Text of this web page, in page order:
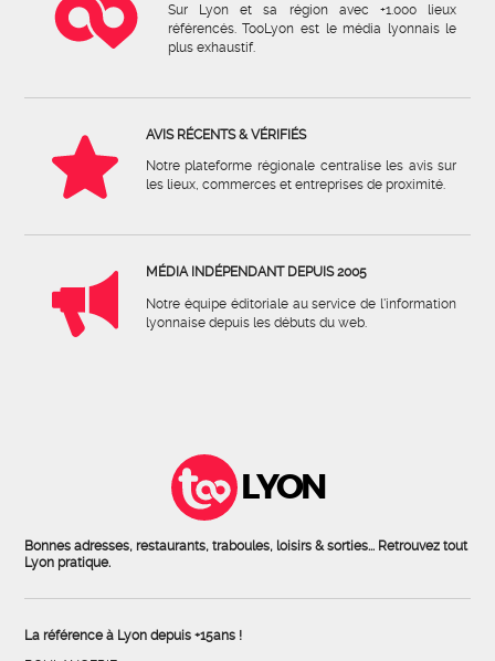
Sur Lyon et sa région avec +1.000 lieux
référencés. TooLyon est le média lyonnais le
plus exhaustif.
AVIS RÉCENTS & VÉRIFIÉS
Notre plateforme régionale centralise les avis sur
les lieux, commerces et entreprises de proximité.
MÉDIA INDÉPENDANT DEPUIS 2005
Notre équipe éditoriale au service de l'information
lyonnaise depuis les débuts du web.
LYON
Bonnes adresses, restaurants, traboules, loisirs & sorties... Retrouvez tout
Lyon pratique.
La référence à Lyon depuis +15ans !